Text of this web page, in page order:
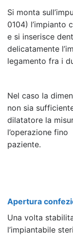
Si monta
0104) l’impianto
e si inserisce
delicatamente
legamento fra i
Nel caso la
non sia
dilatatore la
l’operazione
paziente.
Apertura
Una volta
l’impiantabile